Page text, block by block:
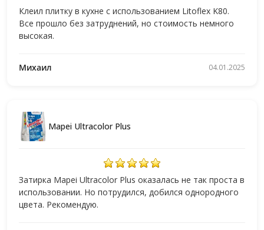
Клеил плитку в кухне с использованием Litoflex K80.
Все прошло без затруднений, но стоимость немного
высокая.
Михаил 04.01.2025
Mapei Ultracolor Plus
Затирка Mapei Ultracolor Plus оказалась не так проста в
использовании. Но потрудился, добился однородного
цвета. Рекомендую.